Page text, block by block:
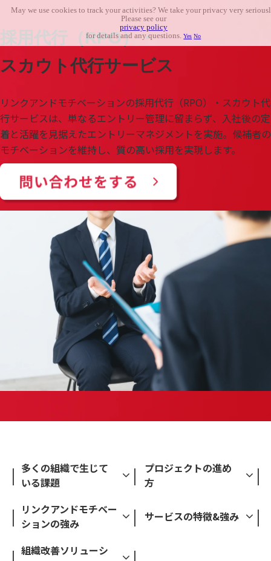
採用代行（RPO）・
スカウト代行サービス
リンクアンドモチベーションの採用代行（RPO）・スカウト代
行サービスは、単なるエントリー管理に留まらず、入社後の定
着と活躍を見据えたエントリーマネジメントを実施。候補者の
モチベーションを維持し、質の高い採用を実現します。
多くの組織で生じて
いる課題
プロジェクトの進め
方
リンクアンドモチベー
ションの強み
サービスの特徴&強み
組織改善ソリューシ
May we use cookies to track your activities? We take your privacy very
Please see our
privacy policy
for details and any questions.Yes No